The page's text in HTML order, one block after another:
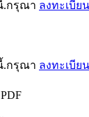
.กรุณา ลงทะเบียน
.กรุณา ลงทะเบียน